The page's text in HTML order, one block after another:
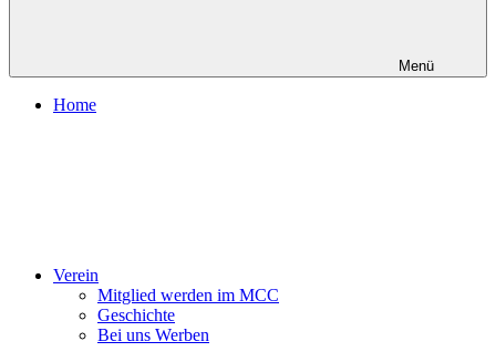
Menü
Home
Verein
Mitglied werden im MCC
Geschichte
Bei uns Werben